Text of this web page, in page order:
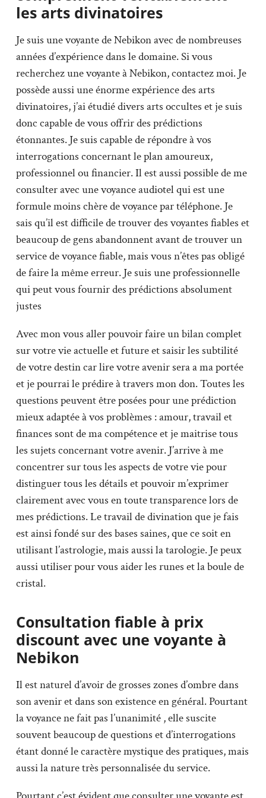
les arts divinatoires
Je suis une voyante de Nebikon avec de nombreuses
années d’expérience dans le domaine. Si vous
recherchez une voyante à Nebikon, contactez moi. Je
possède aussi une énorme expérience des arts
divinatoires, j’ai étudié divers arts occultes et je suis
donc capable de vous offrir des prédictions
étonnantes. Je suis capable de répondre à vos
interrogations concernant le plan amoureux,
professionnel ou financier. Il est aussi possible de me
consulter avec une voyance audiotel qui est une
formule moins chère de voyance par téléphone. Je
sais qu’il est difficile de trouver des voyantes fiables et
beaucoup de gens abandonnent avant de trouver un
service de voyance fiable, mais vous n’êtes pas obligé
de faire la même erreur. Je suis une professionnelle
qui peut vous fournir des prédictions absolument
justes
Avec mon vous aller pouvoir faire un bilan complet
sur votre vie actuelle et future et saisir les subtilité
de votre destin car lire votre avenir sera a ma portée
et je pourrai le prédire à travers mon don. Toutes les
questions peuvent être posées pour une prédiction
mieux adaptée à vos problèmes : amour, travail et
finances sont de ma compétence et je maitrise tous
les sujets concernant votre avenir. J’arrive à me
concentrer sur tous les aspects de votre vie pour
distinguer tous les détails et pouvoir m’exprimer
clairement avec vous en toute transparence lors de
mes prédictions. Le travail de divination que je fais
est ainsi fondé sur des bases saines, que ce soit en
utilisant l’astrologie, mais aussi la tarologie. Je peux
aussi utiliser pour vous aider les runes et la boule de
cristal.
Consultation fiable à prix
discount avec une voyante à
Nebikon
Il est naturel d’avoir de grosses zones d’ombre dans
son avenir et dans son existence en général. Pourtant
la voyance ne fait pas l’unanimité , elle suscite
souvent beaucoup de questions et d’interrogations
étant donné le caractère mystique des pratiques, mais
aussi la nature très personnalisée du service.